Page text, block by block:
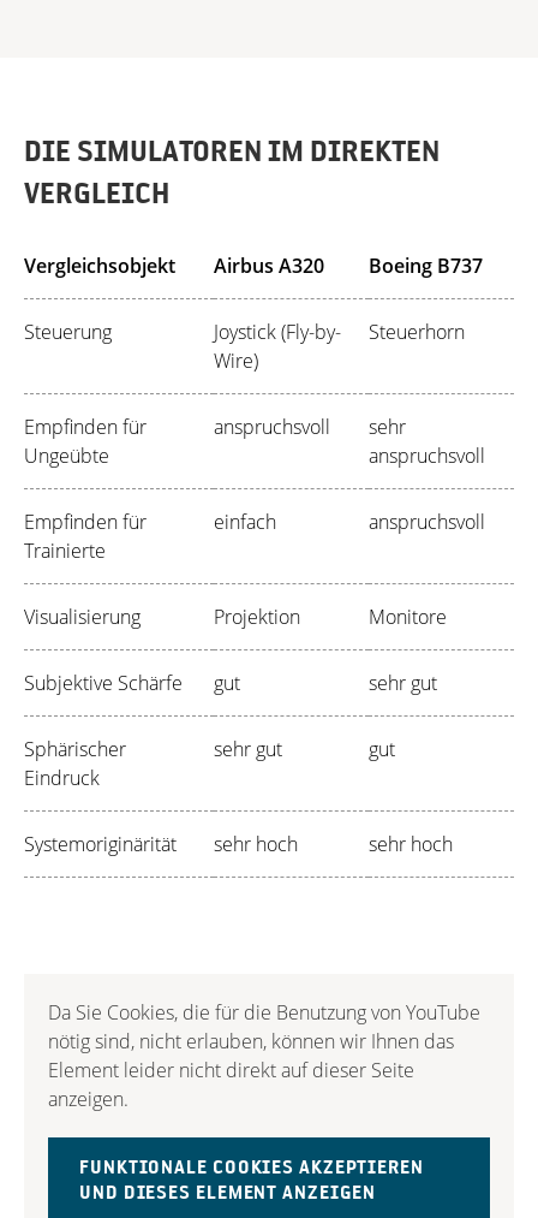
DIE SIMULATOREN IM DIREKTEN
VERGLEICH
Vergleichsobjekt Airbus A320 Boeing B737
Steuerung
Joystick (Fly-by-
Wire)
Steuerhorn
Empfinden für
Ungeübte
anspruchsvoll
sehr
anspruchsvoll
Empfinden für
Trainierte
einfach anspruchsvoll
Visualisierung Projektion Monitore
Subjektive Schärfe gut sehr gut
Sphärischer
Eindruck
sehr gut gut
Systemoriginärität sehr hoch sehr hoch
Da Sie Cookies, die für die Benutzung von YouTube
nötig sind, nicht erlauben, können wir Ihnen das
Element leider nicht direkt auf dieser Seite
anzeigen.
FUNKTIONALE COOKIES AKZEPTIEREN
UND DIESES ELEMENT ANZEIGEN